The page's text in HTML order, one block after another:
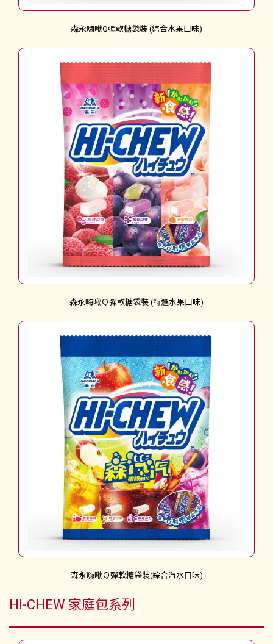
森永嗨啾Q彈軟糖袋裝 (綜合水果口味)
森永嗨啾Ｑ彈軟糖袋裝 (特選水果口味)
森永嗨啾Ｑ彈軟糖袋裝(綜合汽水口味)
HI-CHEW 家庭包系列